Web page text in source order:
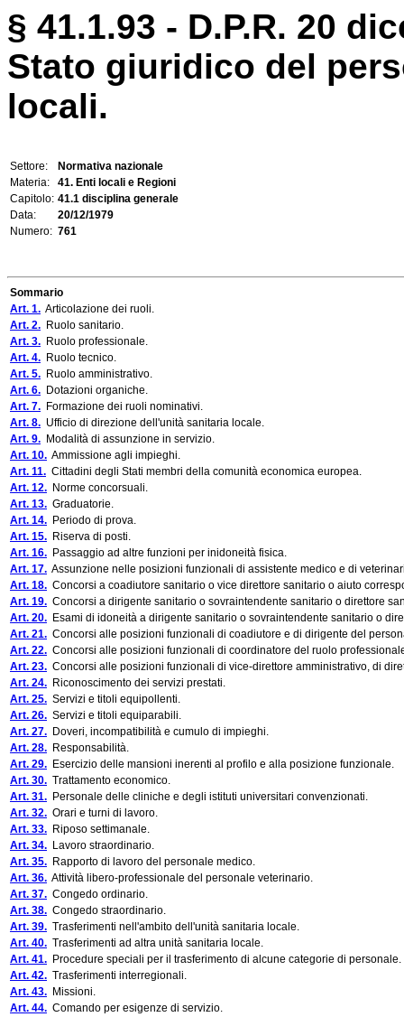
§ 41.1.93 - D.P.R. 20
Stato giuridico del
locali.
Settore:
Normativa nazionale
Materia:
41. Enti locali e Regioni
Capitolo: 41.1 disciplina generale
Data:
20/12/1979
Numero: 761
Sommario
Art. 1. Articolazione dei ruoli.
Art. 2. Ruolo sanitario.
Art. 3. Ruolo professionale.
Art. 4. Ruolo tecnico.
Art. 5. Ruolo amministrativo.
Art. 6. Dotazioni organiche.
Art. 7. Formazione dei ruoli nominativi.
Art. 8. Ufficio di direzione dell'unità sanitaria locale.
Art. 9. Modalità di assunzione in servizio.
Art. 10. Ammissione agli impieghi.
Art. 11. Cittadini degli Stati membri della comunità economica europea.
Art. 12. Norme concorsuali.
Art. 13. Graduatorie.
Art. 14. Periodo di prova.
Art. 15. Riserva di posti.
Art. 16. Passaggio ad altre funzioni per inidoneità fisica.
Art. 17. Assunzione nelle posizioni funzionali di assistente medico e di
Art. 18. Concorsi a coadiutore sanitario o vice direttore sanitario o aiuto
Art. 19. Concorsi a dirigente sanitario o sovraintendente sanitario o direttore
Art. 20. Esami di idoneità a dirigente sanitario o sovraintendente sanitario o
Art. 21. Concorsi alle posizioni funzionali di coadiutore e di dirigente del
Art. 22. Concorsi alle posizioni funzionali di coordinatore del ruolo
Art. 23. Concorsi alle posizioni funzionali di vice-direttore amministrativo, di
Art. 24. Riconoscimento dei servizi prestati.
Art. 25. Servizi e titoli equipollenti.
Art. 26. Servizi e titoli equiparabili.
Art. 27. Doveri, incompatibilità e cumulo di impieghi.
Art. 28. Responsabilità.
Art. 29. Esercizio delle mansioni inerenti al profilo e alla posizione funzionale.
Art. 30. Trattamento economico.
Art. 31. Personale delle cliniche e degli istituti universitari convenzionati.
Art. 32. Orari e turni di lavoro.
Art. 33. Riposo settimanale.
Art. 34. Lavoro straordinario.
Art. 35. Rapporto di lavoro del personale medico.
Art. 36. Attività libero-professionale del personale veterinario.
Art. 37. Congedo ordinario.
Art. 38. Congedo straordinario.
Art. 39. Trasferimenti nell'ambito dell'unità sanitaria locale.
Art. 40. Trasferimenti ad altra unità sanitaria locale.
Art. 41. Procedure speciali per il trasferimento di alcune categorie di personale.
Art. 42. Trasferimenti interregionali.
Art. 43. Missioni.
Art. 44. Comando per esigenze di servizio.